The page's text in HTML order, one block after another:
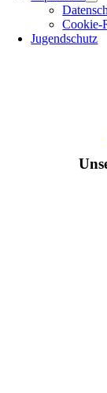
Cookie-
Jugendschutz